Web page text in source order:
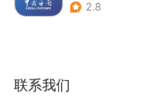
2.8
联系我们